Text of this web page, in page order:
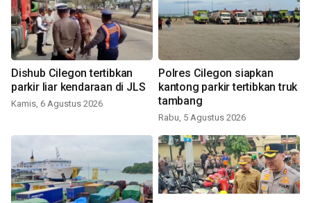
Dishub Cilegon tertibkan
parkir liar kendaraan di JLS
Kamis, 6 Agustus 2026
Polres Cilegon siapkan
kantong parkir tertibkan truk
tambang
Rabu, 5 Agustus 2026